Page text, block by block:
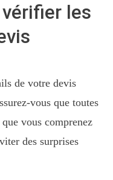
les
de votre devis
vous que toutes
vous comprenez
des surprises